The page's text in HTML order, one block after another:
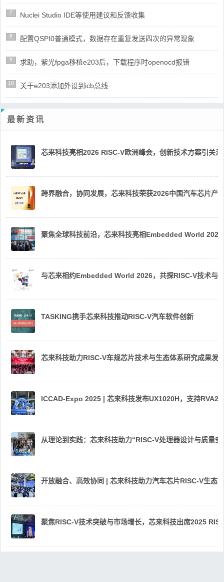
7 Nuclei Studio IDE等使用建议和反馈收集
8 配置QSPI0普通模式，数据存在重复发送四次的异常现象
9 求助，紫光fpga移植e203后，下载程序时openocd报错
10 关于e203添加外设到icb总线
最新资讯
芯来科技亮相2026 RISC-V欧洲峰会，创新技术方案引关注
跨界融合，协同发展，芯来科技荣获2026中国汽车芯片产
聚焦全球科技前沿，芯来科技亮相Embedded World 2026
与芯来相约Embedded World 2026，共探RISC-V技术与
TASKING携手芯来科技推动RISC-V汽车软件创新
芯来科技助力RISC-V车规芯片技术与生态体系研究成果发
ICCAD-Expo 2025 | 芯来科技发布UX1020H，支持
从理论到实践：芯来科技助力“RISC-V处理器设计与质量
开放融合、高效协同 | 芯来科技助力汽车芯片RISC-V生态
聚焦RISC-V技术突破与市场增长，芯来科技出席2025